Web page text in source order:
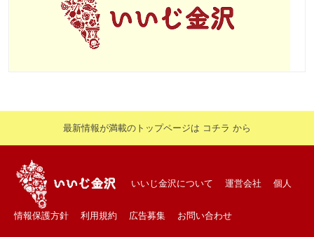
最新情報が満載のトップページは コチラ から
いいじ金沢について 運営会社 個人
情報保護方針 利用規約 広告募集 お問い合わせ